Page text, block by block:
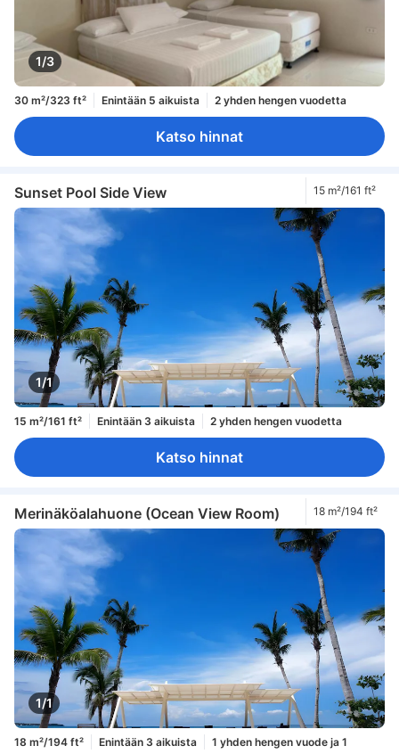
1/3
30 m²/323 ft² Enintään 5 aikuista 2 yhden hengen vuodetta
Katso hinnat
Sunset Pool Side View 15 m²/161 ft²
1/1
15 m²/161 ft² Enintään 3 aikuista 2 yhden hengen vuodetta
Katso hinnat
Merinäköalahuone (Ocean View Room) 18 m²/194 ft²
1/1
18 m²/194 ft² Enintään 3 aikuista
1 yhden hengen vuode ja 1